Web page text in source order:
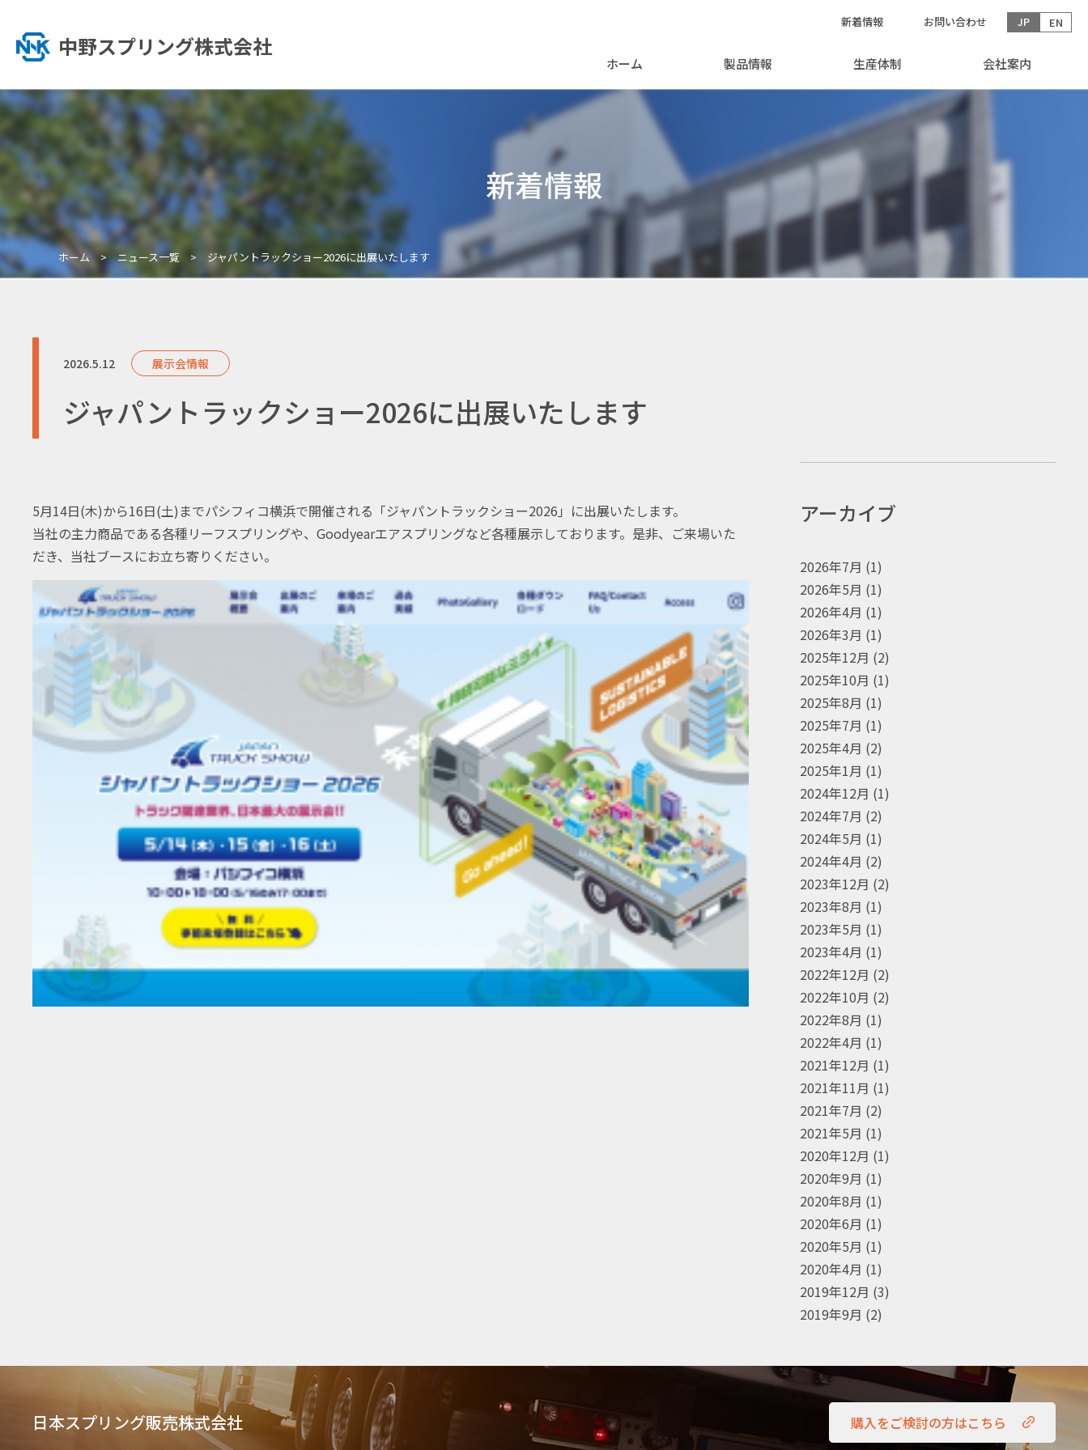
中野スプリング株式会社
新着情報 お問い合わせ JP EN
ホーム 製品情報 生産体制 会社案内
新着情報
ホーム ニュース一覧 ジャパントラックショー2026に出展いたします
2026.5.12 展示会情報
ジャパントラックショー2026に出展いたします
5月14日(木)から16日(土)までパシフィコ横浜で開催される「ジャパントラックショー2026」に出展いたします。
当社の主力商品である各種リーフスプリングや、Goodyearエアスプリングなど各種展示しております。是非、ご来場いた
だき、当社ブースにお立ち寄りください。
アーカイブ
2026年7月 (1)
2026年5月 (1)
2026年4月 (1)
2026年3月 (1)
2025年12月 (2)
2025年10月 (1)
2025年8月 (1)
2025年7月 (1)
2025年4月 (2)
2025年1月 (1)
2024年12月 (1)
2024年7月 (2)
2024年5月 (1)
2024年4月 (2)
2023年12月 (2)
2023年8月 (1)
2023年5月 (1)
2023年4月 (1)
2022年12月 (2)
2022年10月 (2)
2022年8月 (1)
2022年4月 (1)
2021年12月 (1)
2021年11月 (1)
2021年7月 (2)
2021年5月 (1)
2020年12月 (1)
2020年9月 (1)
2020年8月 (1)
2020年6月 (1)
2020年5月 (1)
2020年4月 (1)
2019年12月 (3)
2019年9月 (2)
日本スプリング販売株式会社 購入をご検討の方はこちら